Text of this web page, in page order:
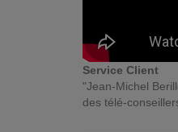
Service Client
"Jean-Michel
des télé-